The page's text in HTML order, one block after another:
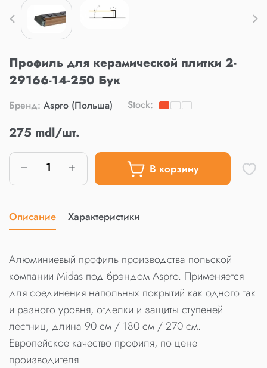
Профиль для керамической плитки 2-
29166-14-250 Бук
Бренд: Aspro (Польша) Stock:
275 mdl/шт.
В корзину
Описание Характеристики
Алюминиевый профиль производства польской
компании Midas под брэндом Aspro. Применяется
для соединения напольных покрытий как одного так
и разного уровня, отделки и защиты ступеней
лестниц, длина 90 см / 180 см / 270 см.
Европейское качество профиля, по цене
производителя.